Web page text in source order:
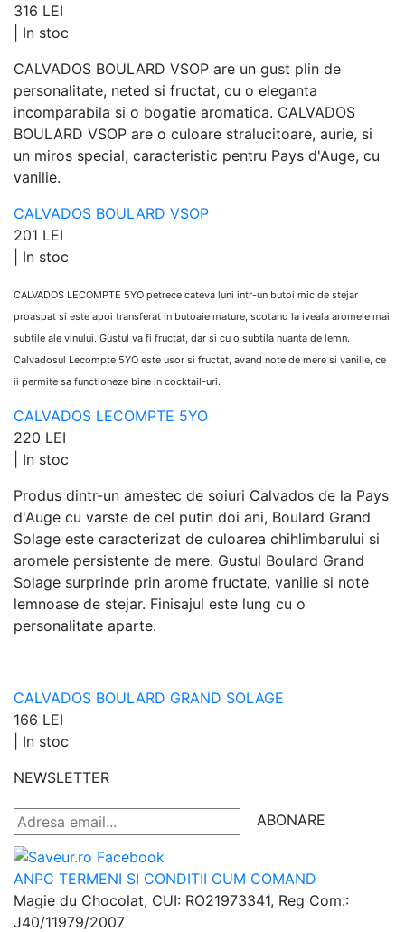
316 LEI
In stoc
CALVADOS BOULARD VSOP are un gust plin de
personalitate, neted si fructat, cu o eleganta
incomparabila si o bogatie aromatica. CALVADOS
BOULARD VSOP are o culoare stralucitoare, aurie, si
un miros special, caracteristic pentru Pays d'Auge, cu
vanilie.
CALVADOS BOULARD VSOP
201 LEI
In stoc
CALVADOS LECOMPTE 5YO petrece cateva luni intr-un butoi mic de stejar
proaspat si este apoi transferat in butoaie mature, scotand la iveala aromele mai
subtile ale vinului. Gustul va fi fructat, dar si cu o subtila nuanta de lemn.
Calvadosul Lecompte 5YO este usor si fructat, avand note de mere si vanilie, ce
ii permite sa functioneze bine in cocktail-uri.
CALVADOS LECOMPTE 5YO
220 LEI
In stoc
Produs dintr-un amestec de soiuri Calvados de la Pays
d'Auge cu varste de cel putin doi ani, Boulard Grand
Solage este caracterizat de culoarea chihlimbarului si
aromele persistente de mere. Gustul Boulard Grand
Solage surprinde prin arome fructate, vanilie si note
lemnoase de stejar. Finisajul este lung cu o
personalitate aparte.
CALVADOS BOULARD GRAND SOLAGE
166 LEI
In stoc
NEWSLETTER
ABONARE
ANPC TERMENI SI CONDITII CUM COMAND
Magie du Chocolat, CUI: RO21973341, Reg Com.:
J40/11979/2007